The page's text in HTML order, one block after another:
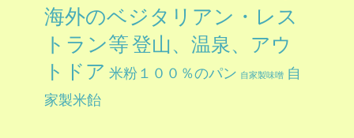
海外のベジタリアン・レス
トラン等登山、温泉、アウ
トドア 米粉１００％のパン 自家製味噌 自
家製米飴